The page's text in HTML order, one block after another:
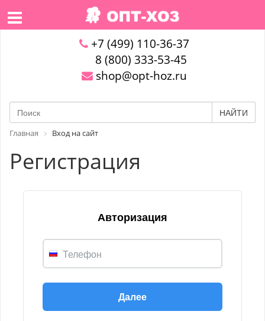
+7 (499) 110-36-37
8 (800) 333-53-45
shop@opt-hoz.ru
НАЙТИ
Главная Вход на сайт
Регистрация
Авторизация
Телефон
Далее